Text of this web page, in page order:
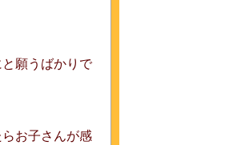
願うばかりで
お子さんが感